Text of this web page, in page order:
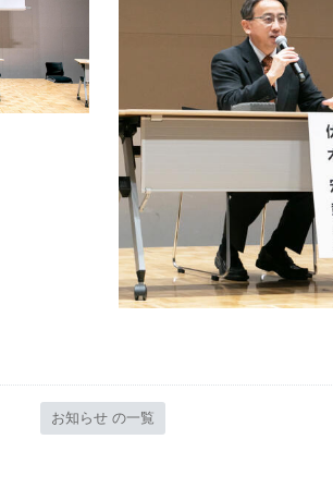
お知らせ の一覧